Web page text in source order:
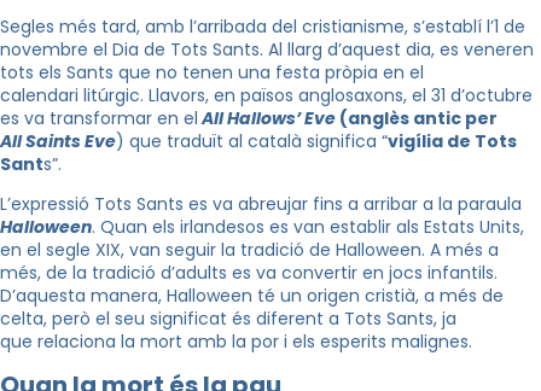
Segles més tard, amb l’arribada del cristianisme, s’establí l’1 de
novembre el Dia de Tots Sants. Al llarg d’aquest dia, es veneren
tots els Sants que no tenen una festa pròpia en el
calendari litúrgic. Llavors, en països anglosaxons, el 31 d’octubre
es va transformar en elAllHallows’Eve (anglès antic per
AllSaintsEve) que traduït al català significa “vigília de Tots
Sants”.
L’expressió Tots Sants es va abreujar fins a arribar a la paraula
Halloween. Quan els irlandesos es van establir als Estats Units,
en el segle XIX, van seguir la tradició de Halloween. A més a
més, de la tradició d’adults es va convertir en jocs infantils.
D’aquesta manera, Halloween té un origen cristià, a més de
celta, però el seu significat és diferent a Tots Sants, ja
que relaciona la mort amb la por i els esperits malignes.